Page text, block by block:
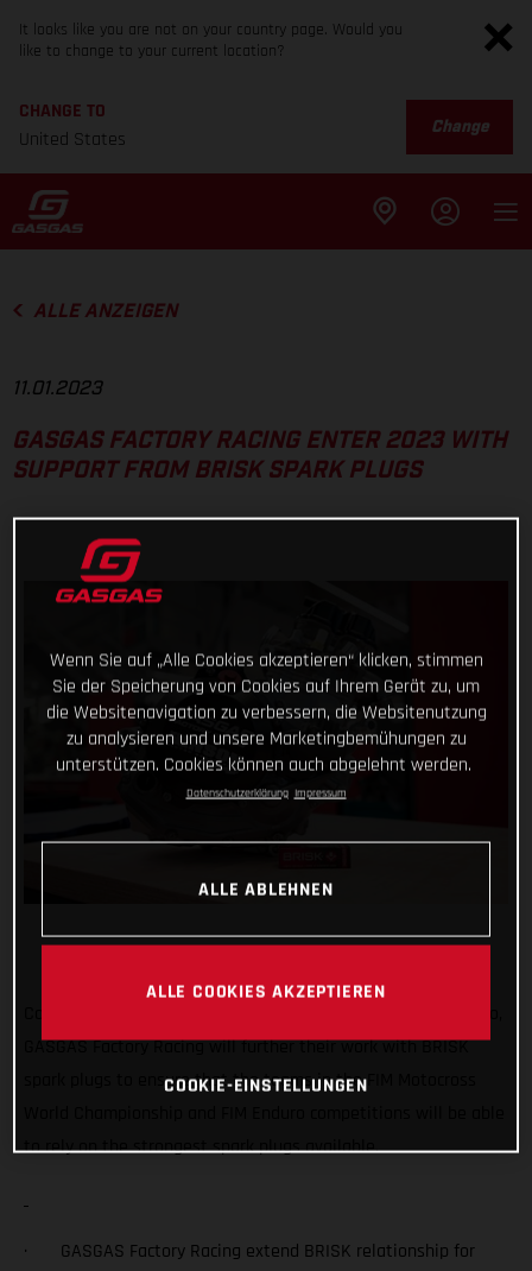
It looks like you are not on your country page. Would you
like to change to your current location?
CHANGE TO
United States
Change
ALLE ANZEIGEN
11.01.2023
GASGAS FACTORY RACING ENTER 2023 WITH
SUPPORT FROM BRISK SPARK PLUGS
GASGAS Factory Racing will further their work with BRISK
spark plugs to ensure that the teams in the FIM Motocross
to rely on the strongest spark plugs available.
· GASGAS Factory Racing extend BRISK relationship for
Wenn Sie auf „Alle Cookies akzeptieren“ klicken, stimmen
Sie der Speicherung von Cookies auf Ihrem Gerät zu, um
die Websitenavigation zu verbessern, die Websitenutzung
zu analysieren und unsere Marketingbemühungen zu
unterstützen. Cookies können auch abgelehnt werden.
Datenschutzerklärung Impressum
ALLE ABLEHNEN
ALLE COOKIES AKZEPTIEREN
COOKIE-EINSTELLUNGEN